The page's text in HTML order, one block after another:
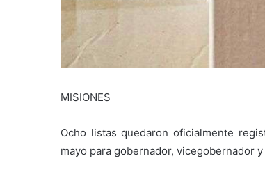
MISIONES
Ocho listas quedaron oficialmente
mayo para gobernador, vicegobernador